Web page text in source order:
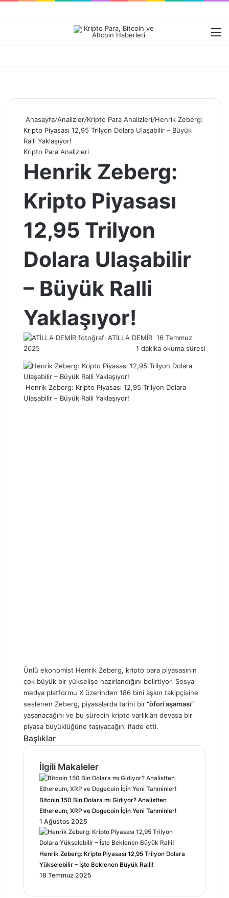
Dış görünümü değiştir
Anasayfa/Analizler/Kripto Para Analizleri/Henrik Zeberg:
Kripto Piyasası 12,95 Trilyon Dolara Ulaşabilir – Büyük
Ralli Yaklaşıyor!
Kripto Para Analizleri
Henrik Zeberg:
Kripto Piyasası
12,95 Trilyon
Dolara Ulaşabilir
– Büyük Ralli
Yaklaşıyor!
ATİLLA DEMİR Bir
e-
göndermek
16 Temmuz
2025
1 dakika okuma süresi
Henrik Zeberg: Kripto Piyasası 12,95 Trilyon Dolara
Ulaşabilir – Büyük Ralli Yaklaşıyor!
Ünlü ekonomist Henrik Zeberg, kripto para piyasasının
çok büyük bir yükselişe hazırlandığını belirtiyor. Sosyal
medya platformu X üzerinden 186 bini aşkın takipçisine
seslenen Zeberg, piyasalarda tarihi bir“öfori aşaması”
yaşanacağını ve bu sürecin kripto varlıkları devasa bir
piyasa büyüklüğüne taşıyacağını ifade etti.
Başlıklar
İlgili Makaleler
Bitcoin 150 Bin Dolara mı Gidiyor? Analistten
Ethereum, XRP ve Dogecoin İçin Yeni Tahminler!
1 Ağustos 2025
Henrik Zeberg: Kripto Piyasası 12,95 Trilyon Dolara
Yükselebilir – İşte Beklenen Büyük Ralli!
18 Temmuz 2025